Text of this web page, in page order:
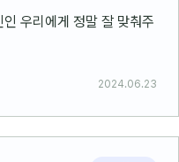
우리에게 정말 잘 맞춰주
2024.06.23